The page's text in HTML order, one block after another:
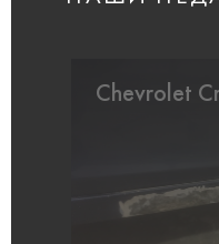
Chevrolet